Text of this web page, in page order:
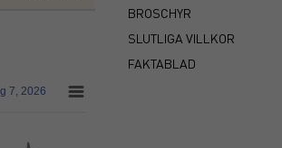
aug 7, 2026
BROSCHYR
SLUTLIGA VILLKOR
FAKTABLAD